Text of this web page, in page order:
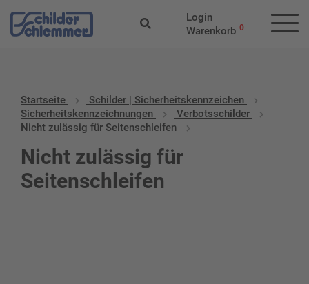
Login
Warenkorb 0
Startseite
Schilder | Sicherheitskennzeichen
Sicherheitskennzeichnungen
Verbotsschilder
Nicht zulässig für Seitenschleifen
Nicht zulässig für
Seitenschleifen